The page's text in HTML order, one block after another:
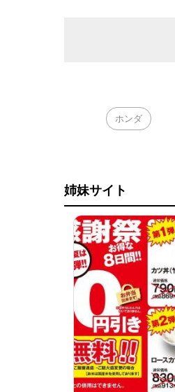
ホンダ
姉妹サイト